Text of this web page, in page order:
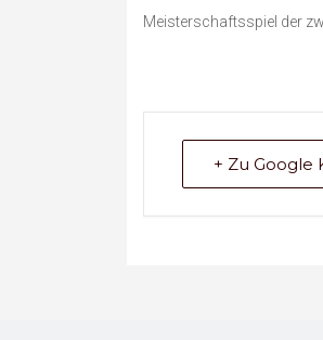
Meisterschaftsspiel der
+ Zu Google